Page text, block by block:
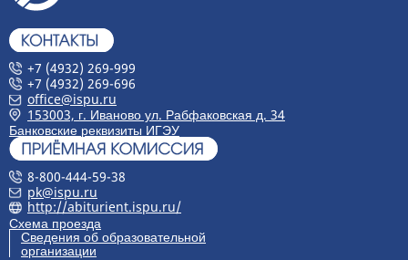
+7 (4932) 269-999
+7 (4932) 269-696
office@ispu.ru
153003, г. Иваново ул. Рабфаковская д. 34
Банковские реквизиты ИГЭУ
8-800-444-59-38
pk@ispu.ru
http://abiturient.ispu.ru/
Схема проезда
Сведения об образовательной
организации